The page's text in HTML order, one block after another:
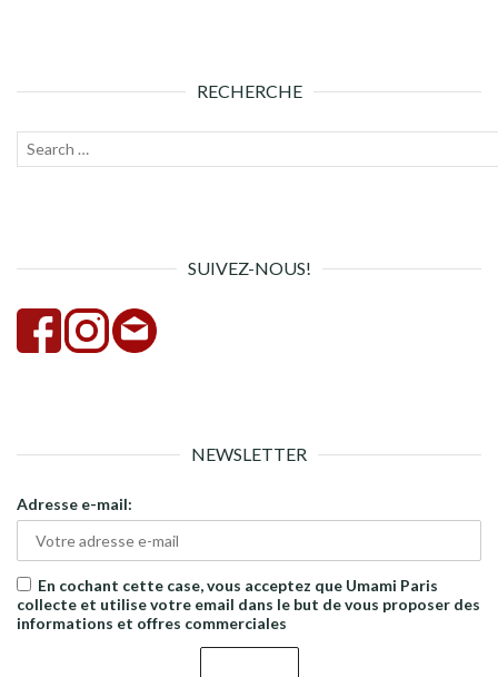
RECHERCHE
Recherche
SUIVEZ-NOUS!
NEWSLETTER
Adresse e-mail:
En cochant cette case, vous acceptez que Umami Paris
collecte et utilise votre email dans le but de vous proposer des
informations et offres commerciales